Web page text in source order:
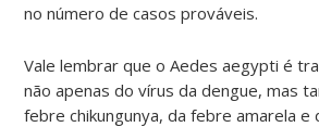
no número de casos prováveis.
Vale lembrar que o Aedes aegypti é
não apenas do vírus da dengue, mas
febre chikungunya, da febre amarela e